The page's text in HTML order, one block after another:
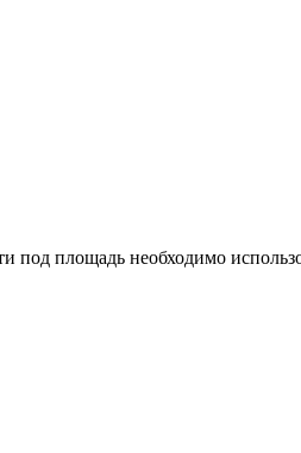
площадь необходимо